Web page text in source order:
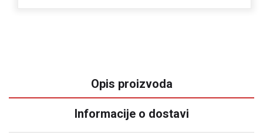
Opis proizvoda
Informacije o dostavi